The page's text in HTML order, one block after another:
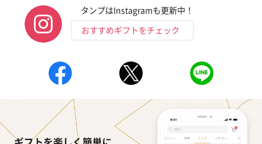
タンプはInstagramも更新中！
おすすめギフトをチェック